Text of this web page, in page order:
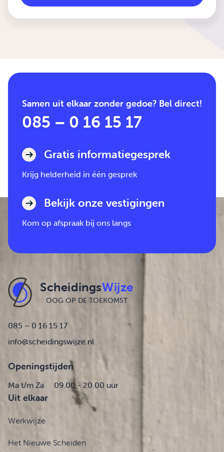
Samen uit elkaar zonder gedoe? Bel direct!
085 – 0 16 15 17
Gratis informatiegesprek
Krijg helderheid in één gesprek
Bekijk onze vestigingen
Kom op afspraak bij ons langs
ScheidingsWijze
OOG OP DE TOEKOMST
085 – 0 16 15 17
info@scheidingswijze.nl
Openingstijden
Ma t/m Za 09.00 - 20.00 uur
Uit elkaar
Werkwijze
Het Nieuwe Scheiden